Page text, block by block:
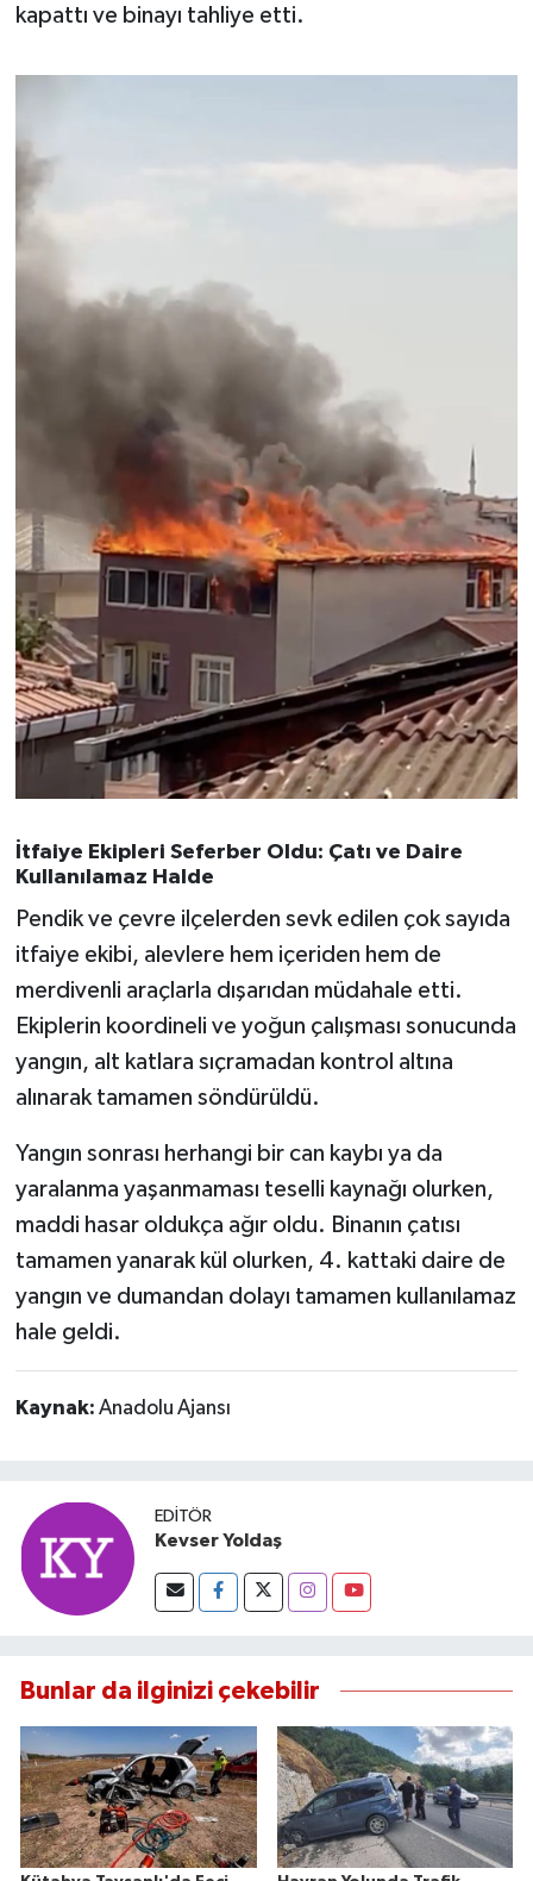
kapattı ve binayı tahliye etti.
İtfaiye Ekipleri Seferber Oldu: Çatı ve Daire
Kullanılamaz Halde
Pendik ve çevre ilçelerden sevk edilen çok sayıda
itfaiye ekibi, alevlere hem içeriden hem de
merdivenli araçlarla dışarıdan müdahale etti.
Ekiplerin koordineli ve yoğun çalışması sonucunda
yangın, alt katlara sıçramadan kontrol altına
alınarak tamamen söndürüldü.
Yangın sonrası herhangi bir can kaybı ya da
yaralanma yaşanmaması teselli kaynağı olurken,
maddi hasar oldukça ağır oldu. Binanın çatısı
tamamen yanarak kül olurken, 4. kattaki daire de
yangın ve dumandan dolayı tamamen kullanılamaz
hale geldi.
Kaynak: Anadolu Ajansı
EDITÖR
Kevser Yoldaş
Bunlar da ilginizi çekebilir
Susurluk
TEKNOLOJİ
TÜRKİYE
VİZYONDAKİLER
YAŞAM